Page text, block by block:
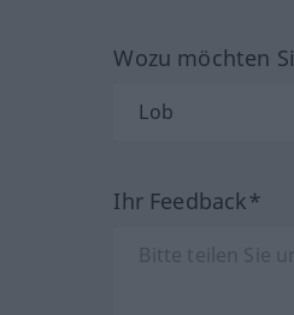
Wozu möchten
Ihr Feedback*